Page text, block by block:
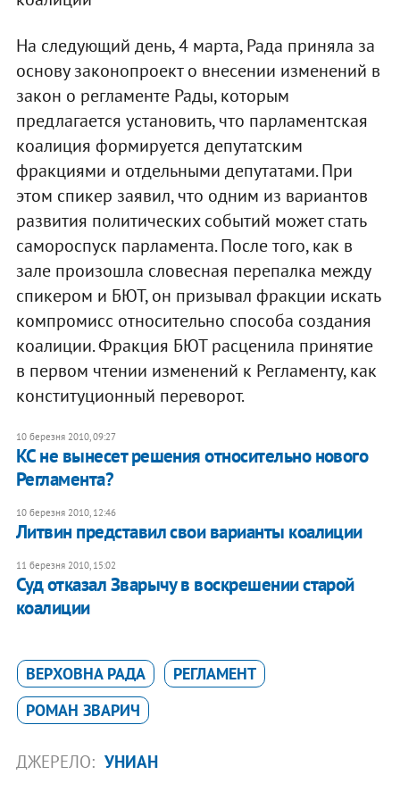
На следующий день, 4 марта, Рада приняла за
основу законопроект о внесении изменений в
закон о регламенте Рады, которым
предлагается установить, что парламентская
коалиция формируется депутатским
фракциями и отдельными депутатами. При
этом спикер заявил, что одним из вариантов
развития политических событий может стать
самороспуск парламента. После того, как в
зале произошла словесная перепалка между
спикером и БЮТ, он призывал фракции искать
компромисс относительно способа создания
коалиции. Фракция БЮТ расценила принятие
в первом чтении изменений к Регламенту, как
конституционный переворот.
10 березня 2010, 09:27
КС не вынесет решения относительно нового
Регламента?
10 березня 2010, 12:46
Литвин представил свои варианты коалиции
11 березня 2010, 15:02
Суд отказал Зварычу в воскрешении старой
коалиции
ВЕРХОВНА РАДА
РЕГЛАМЕНТ
РОМАН ЗВАРИЧ
ДЖЕРЕЛО: УНИАН